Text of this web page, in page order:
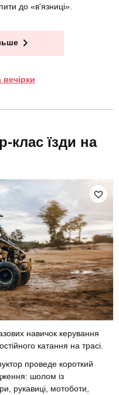
до «в'язниці».
вечірки
клас їзди на
навичок керування
катання на трасі.
проведе короткий
шолом із
рукавиці, мотоботи,